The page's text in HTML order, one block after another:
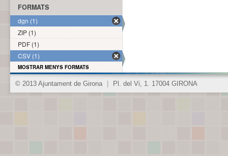
FORMATS
dgn (1)
ZIP (1)
PDF (1)
CSV (1)
MOSTRAR MENYS FORMATS
© 2013 Ajuntament de Girona Pl. del Vi, 1. 17004 GIRONA